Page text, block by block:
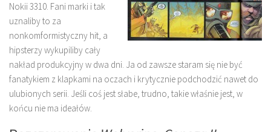
Nokii 3310. Fani marki i tak
uznaliby to za
nonkomformistyczny hit, a
hipsterzy wykupiliby cały
nakład produkcyjny w dwa dni. Ja od zawsze staram się nie być
fanatykiem z klapkami na oczach i krytycznie podchodzić nawet do
ulubionych serii. Jeśli coś jest słabe, trudno, takie właśnie jest, w
końcu nie ma ideałów.